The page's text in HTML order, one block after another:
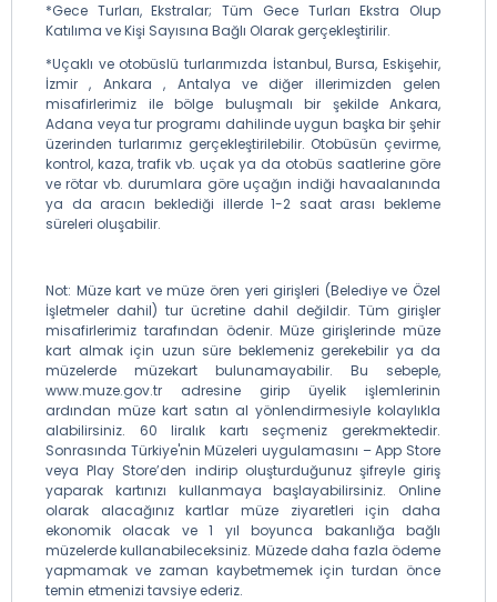
*Gece Turları, Ekstralar; Tüm Gece Turları Ekstra Olup
Katılıma ve Kişi Sayısına Bağlı Olarak gerçekleştirilir.
*Uçaklı ve otobüslü turlarımızda İstanbul, Bursa, Eskişehir,
İzmir , Ankara , Antalya ve diğer illerimizden gelen
misafirlerimiz ile bölge buluşmalı bir şekilde Ankara,
Adana veya tur programı dahilinde uygun başka bir şehir
üzerinden turlarımız gerçekleştirilebilir. Otobüsün çevirme,
kontrol, kaza, trafik vb. uçak ya da otobüs saatlerine göre
ve rötar vb. durumlara göre uçağın indiği havaalanında
ya da aracın beklediği illerde 1-2 saat arası bekleme
süreleri oluşabilir.
Not: Müze kart ve müze ören yeri girişleri (Belediye ve Özel
İşletmeler dahil) tur ücretine dahil değildir. Tüm girişler
misafirlerimiz tarafından ödenir. Müze girişlerinde müze
kart almak için uzun süre beklemeniz gerekebilir ya da
müzelerde müzekart bulunamayabilir. Bu sebeple,
www.muze.gov.tr adresine girip üyelik işlemlerinin
ardından müze kart satın al yönlendirmesiyle kolaylıkla
alabilirsiniz. 60 liralık kartı seçmeniz gerekmektedir.
Sonrasında Türkiye'nin Müzeleri uygulamasını – App Store
veya Play Store’den indirip oluşturduğunuz şifreyle giriş
yaparak kartınızı kullanmaya başlayabilirsiniz. Online
olarak alacağınız kartlar müze ziyaretleri için daha
ekonomik olacak ve 1 yıl boyunca bakanlığa bağlı
müzelerde kullanabileceksiniz. Müzede daha fazla ödeme
yapmamak ve zaman kaybetmemek için turdan önce
temin etmenizi tavsiye ederiz.